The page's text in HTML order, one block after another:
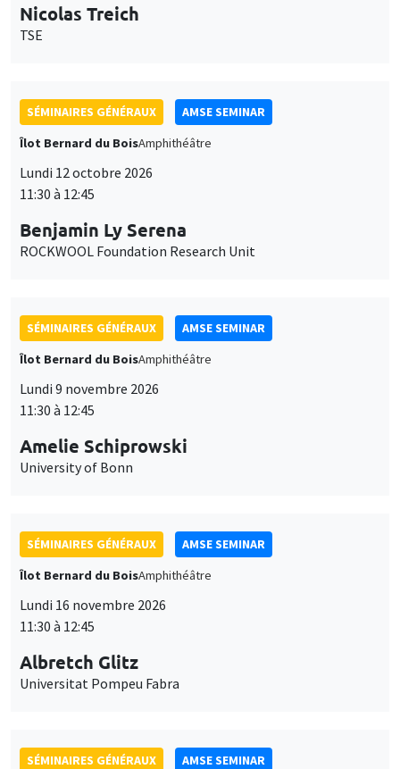
Nicolas Treich
TSE
SÉMINAIRES GÉNÉRAUX
AMSE SEMINAR
Îlot Bernard du BoisAmphithéâtre
Lundi 12 octobre 2026
11:30 à 12:45
Benjamin Ly Serena
ROCKWOOL Foundation Research Unit
SÉMINAIRES GÉNÉRAUX
AMSE SEMINAR
Îlot Bernard du BoisAmphithéâtre
Lundi 9 novembre 2026
11:30 à 12:45
Amelie Schiprowski
University of Bonn
SÉMINAIRES GÉNÉRAUX
AMSE SEMINAR
Îlot Bernard du BoisAmphithéâtre
Lundi 16 novembre 2026
11:30 à 12:45
Albretch Glitz
Universitat Pompeu Fabra
SÉMINAIRES GÉNÉRAUX
AMSE SEMINAR